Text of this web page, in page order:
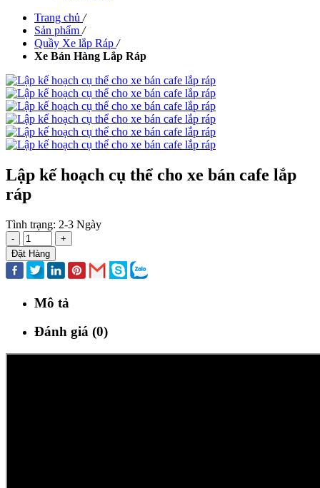
Trang chủ /
Sản phẩm /
Quầy Xe lắp Ráp /
Xe Bán Hàng Lắp Ráp
Lập kế hoạch cụ thể cho xe bán cafe lắp
ráp
Tình trạng: 2-3 Ngày
-
+
Đặt Hàng
Mô tả
Đánh giá (0)